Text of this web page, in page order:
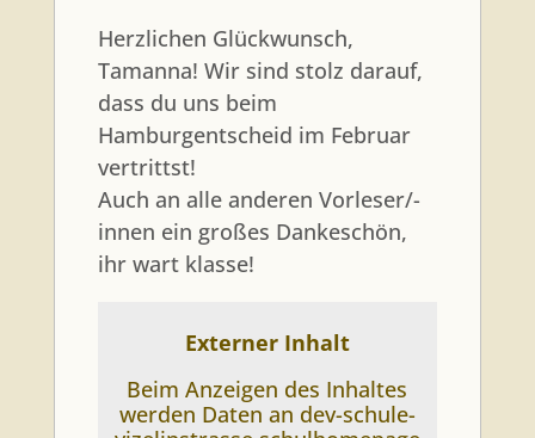
Herzlichen Glückwunsch,
Tamanna! Wir sind stolz darauf,
dass du uns beim
Hamburgentscheid im Februar
vertrittst!
Auch an alle anderen Vorleser/-
innen ein großes Dankeschön,
ihr wart klasse!
Externer Inhalt
Beim Anzeigen des Inhaltes
werden Daten an dev-schule-